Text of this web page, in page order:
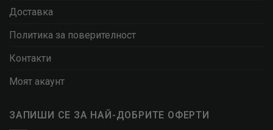
Доставка
Политика за поверителност
Контакти
Моят акаунт
ЗАПИШИ СЕ ЗА НАЙ-ДОБРИТЕ ОФЕРТИ